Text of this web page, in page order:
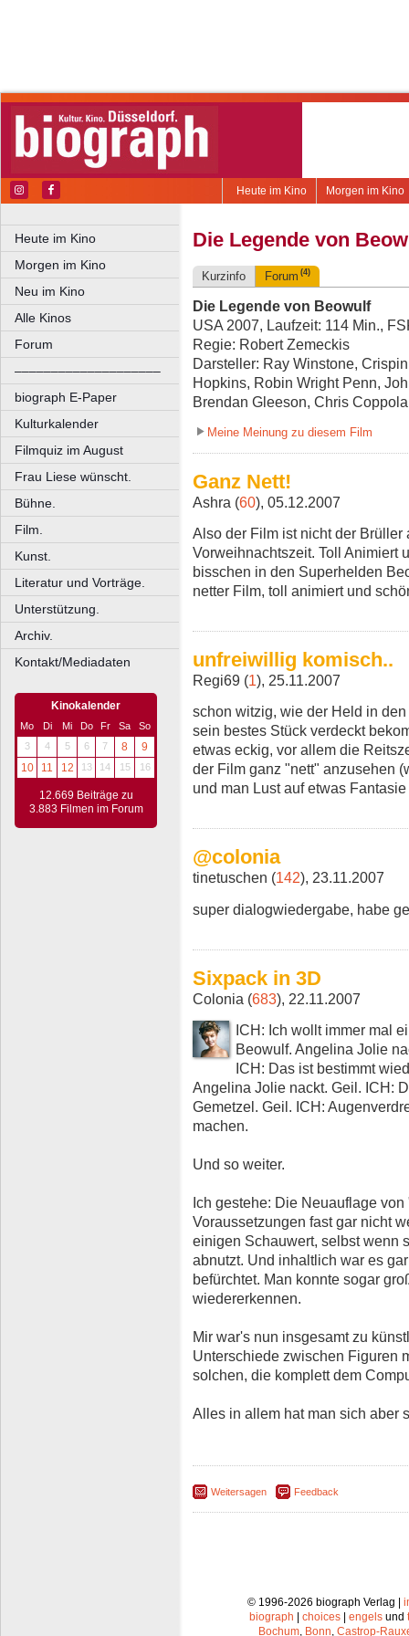
Morgen im Kino
Heute im Kino
Heute im Kino
Morgen im Kino
Neu im Kino
Alle Kinos
Forum
––––––––––––––––––––
biograph E-Paper
Kulturkalender
Filmquiz im August
Frau Liese wünscht.
Bühne.
Film.
Kunst.
Literatur und Vorträge.
Unterstützung.
Archiv.
Kontakt/Mediadaten
Kinokalender
Mo Di Mi Do Fr Sa
So
3
4 5 6 7 8
9
10
11 12 13 14 15 16
12.669 Beiträge zu
3.883 Filmen im Forum
Die Legende von
Kurzinfo Forum (4)
Die Legende von Beowulf
USA 2007, Laufzeit: 114 Min.,
Regie: Robert Zemeckis
Darsteller: Ray Winstone,
Hopkins, Robin Wright Penn,
Brendan Gleeson, Chris Coppola
Meine Meinung zu diesem Film
Ganz Nett!
Ashra (60), 05.12.2007
Also der Film ist nicht der
Vorweihnachtszeit. Toll Animiert
bisschen in den Superhelden
netter Film, toll animiert und
unfreiwillig komisch..
Regi69 (1), 25.11.2007
schon witzig, wie der Held in
sein bestes Stück verdeckt
etwas eckig, vor allem die
der Film ganz "nett" anzusehen
und man Lust auf etwas Fantasie
@colonia
tinetuschen (142), 23.11.2007
super dialogwiedergabe, habe
Sixpack in 3D
Colonia (683), 22.11.2007
ICH: Ich wollt immer mal
Beowulf. Angelina Jolie
ICH: Das ist bestimmt
Angelina Jolie nackt. Geil. ICH:
Gemetzel. Geil. ICH:
machen.
Und so weiter.
Ich gestehe: Die Neuauflage
Voraussetzungen fast gar nicht
einigen Schauwert, selbst wenn
abnutzt. Und inhaltlich war es
befürchtet. Man konnte sogar
wiedererkennen.
Mir war's nun insgesamt zu
Unterschiede zwischen Figuren
solchen, die komplett dem
Alles in allem hat man sich aber
Weitersagen Feedback
© 1996-2026 biograph Verlag |
biograph
choices engels und
Bochum, Bonn, Castrop-